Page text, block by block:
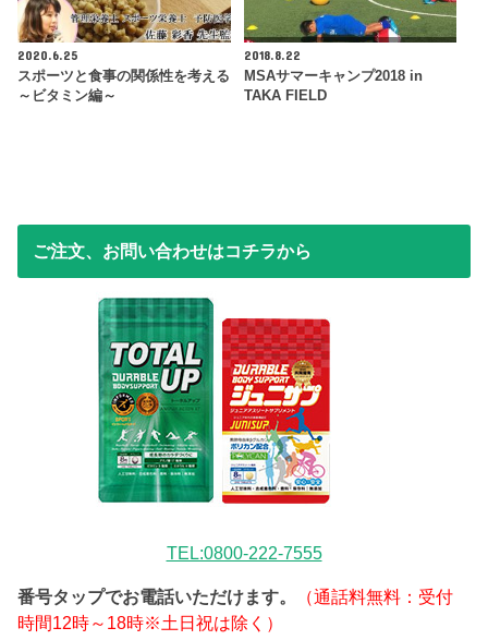
2020.6.25
スポーツと食事の関係性を考える
～ビタミン編～
2018.8.22
MSAサマーキャンプ2018 in
TAKA FIELD
ご注文、お問い合わせはコチラから
TEL:0800-222-7555
番号タップでお電話いただけます。
（通話料無料：受付
時間12時～18時※土日祝は除く）